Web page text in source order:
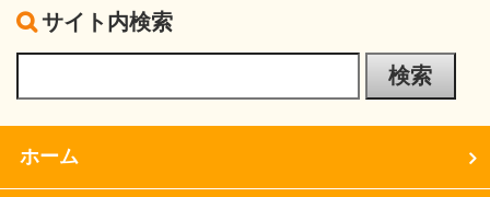
サイト内検索
ホーム